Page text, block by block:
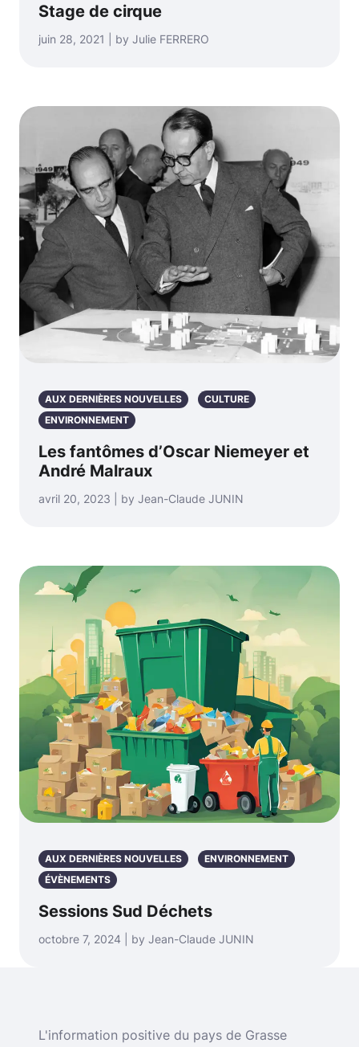
Stage de cirque
juin 28, 2021 | by Julie FERRERO
AUX DERNIÈRES NOUVELLES
CULTURE
ENVIRONNEMENT
Les fantômes d’Oscar Niemeyer et
André Malraux
avril 20, 2023 | by Jean-Claude JUNIN
AUX DERNIÈRES NOUVELLES
ENVIRONNEMENT
ÉVÈNEMENTS
Sessions Sud Déchets
octobre 7, 2024 | by Jean-Claude JUNIN
L'information positive du pays de Grasse